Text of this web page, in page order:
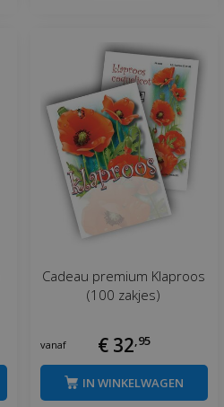
Cadeau premium Klaproos
(100 zakjes)
vanaf € 32 95
IN WINKELWAGEN